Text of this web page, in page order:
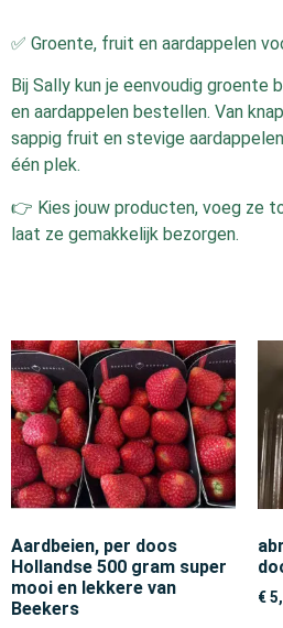
✅ Groente, fruit en aardappelen
Bij Sally kun je eenvoudig
en aardappelen bestellen. Van
sappig fruit en stevige
één plek.
👉 Kies jouw producten, voeg ze
laat ze gemakkelijk bezorgen.
Aardbeien, per doos
Hollandse 500 gram super
mooi en lekkere van
Beekers
€